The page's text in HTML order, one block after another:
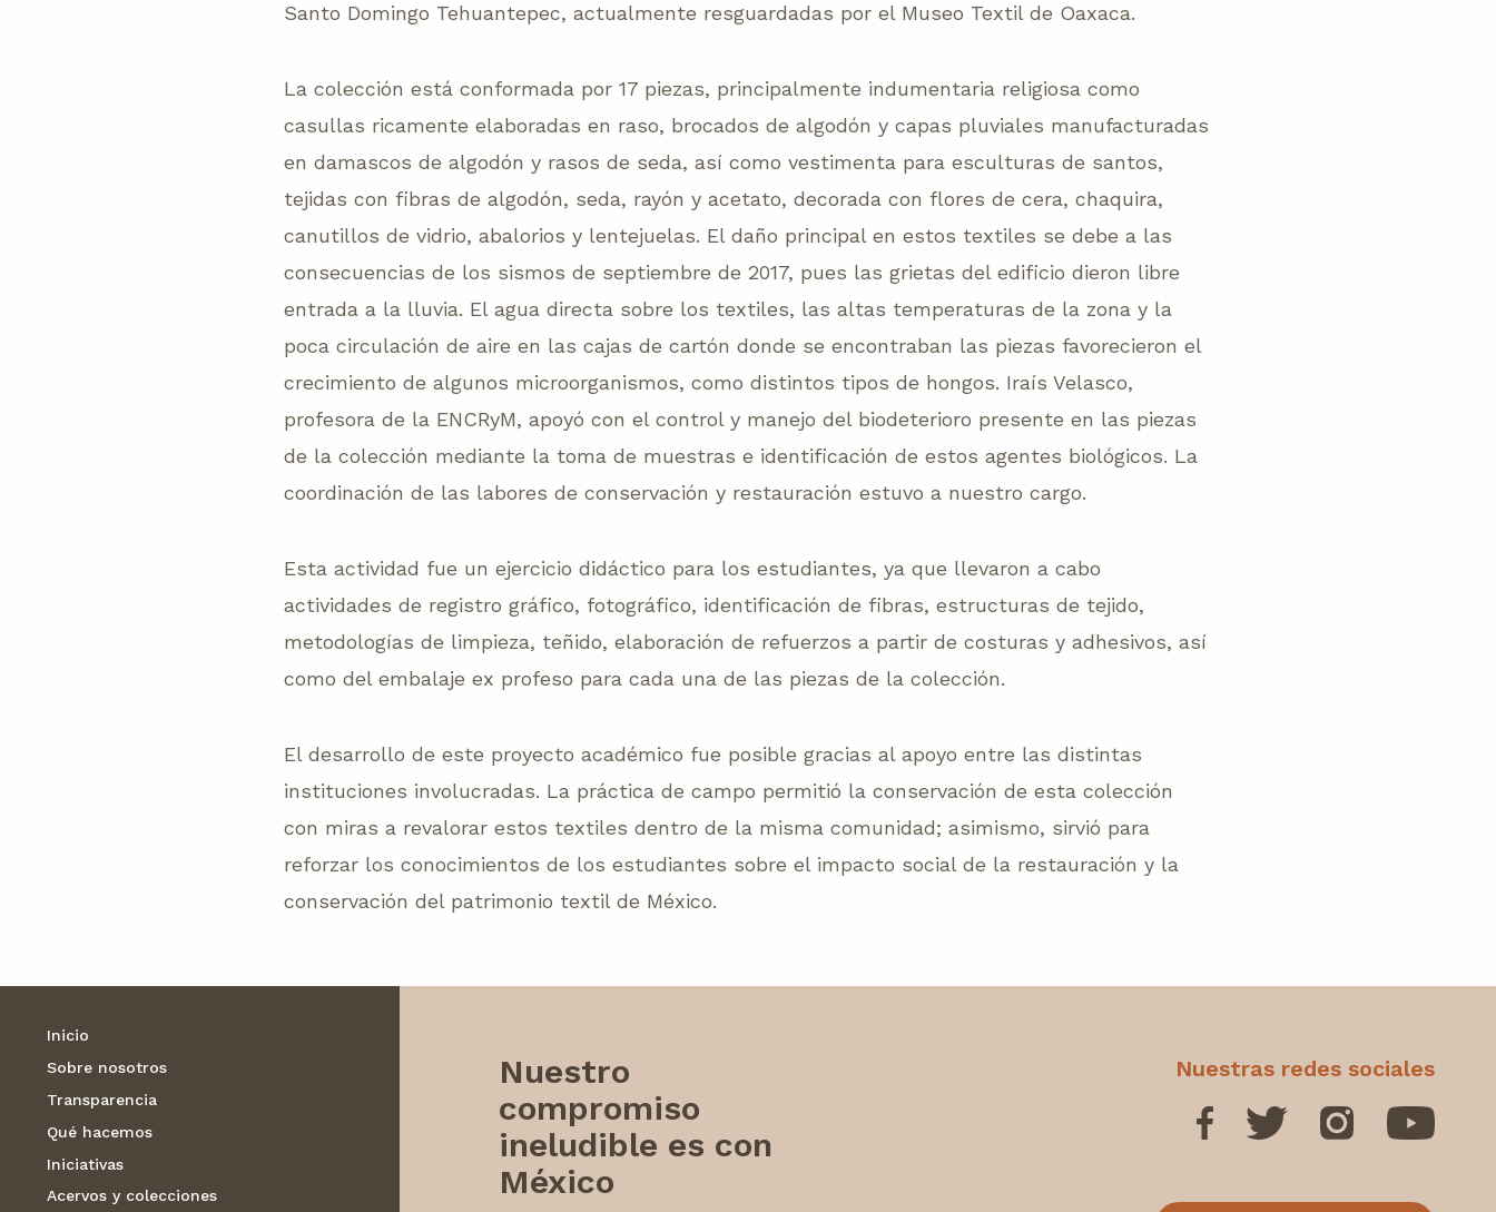
Santo Domingo Tehuantepec, actualmente resguardadas por el Museo Textil de Oaxaca.
La colección está conformada por 17 piezas, principalmente indumentaria religiosa como
casullas ricamente elaboradas en raso, brocados de algodón y capas pluviales manufacturadas
en damascos de algodón y rasos de seda, así como vestimenta para esculturas de santos,
tejidas con fibras de algodón, seda, rayón y acetato, decorada con flores de cera, chaquira,
canutillos de vidrio, abalorios y lentejuelas. El daño principal en estos textiles se debe a las
consecuencias de los sismos de septiembre de 2017, pues las grietas del edificio dieron libre
entrada a la lluvia. El agua directa sobre los textiles, las altas temperaturas de la zona y la
poca circulación de aire en las cajas de cartón donde se encontraban las piezas favorecieron el
crecimiento de algunos microorganismos, como distintos tipos de hongos. Iraís Velasco,
profesora de la ENCRyM, apoyó con el control y manejo del biodeterioro presente en las piezas
de la colección mediante la toma de muestras e identificación de estos agentes biológicos. La
coordinación de las labores de conservación y restauración estuvo a nuestro cargo.
Esta actividad fue un ejercicio didáctico para los estudiantes, ya que llevaron a cabo
actividades de registro gráfico, fotográfico, identificación de fibras, estructuras de tejido,
metodologías de limpieza, teñido, elaboración de refuerzos a partir de costuras y adhesivos, así
como del embalaje ex profeso para cada una de las piezas de la colección.
El desarrollo de este proyecto académico fue posible gracias al apoyo entre las distintas
instituciones involucradas. La práctica de campo permitió la conservación de esta colección
con miras a revalorar estos textiles dentro de la misma comunidad; asimismo, sirvió para
reforzar los conocimientos de los estudiantes sobre el impacto social de la restauración y la
conservación del patrimonio textil de México.
Inicio
Sobre nosotros
Transparencia
Qué hacemos
Iniciativas
Acervos y colecciones
Nuestro
compromiso
ineludible es con
México
Nuestras redes sociales